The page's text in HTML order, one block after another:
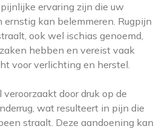
ervaring zijn die uw
kan belemmeren. Rugpijn
ook wel ischias genoemd,
hebben en vereist vaak
voor verlichting en herstel.
door druk op de
wat resulteert in pijn die
straalt. Deze aandoening kan